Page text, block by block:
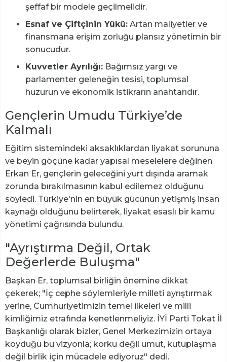
şeffaf bir modele geçilmelidir.
Esnaf ve Çiftçinin Yükü: Artan maliyetler ve
finansmana erişim zorluğu plansız yönetimin bir
sonucudur.
Kuvvetler Ayrılığı: Bağımsız yargı ve
parlamenter geleneğin tesisi, toplumsal
huzurun ve ekonomik istikrarın anahtarıdır.
Gençlerin Umudu Türkiye’de
Kalmalı
Eğitim sistemindeki aksaklıklardan liyakat sorununa
ve beyin göçüne kadar yapısal meselelere değinen
Erkan Er, gençlerin geleceğini yurt dışında aramak
zorunda bırakılmasının kabul edilemez olduğunu
söyledi. Türkiye'nin en büyük gücünün yetişmiş insan
kaynağı olduğunu belirterek, liyakat esaslı bir kamu
yönetimi çağrısında bulundu.
"Ayrıştırma Değil, Ortak
Değerlerde Buluşma"
Başkan Er, toplumsal birliğin önemine dikkat
çekerek; "İç cephe söylemleriyle milleti ayrıştırmak
yerine, Cumhuriyetimizin temel ilkeleri ve milli
kimliğimiz etrafında kenetlenmeliyiz. İYİ Parti Tokat İl
Başkanlığı olarak bizler, Genel Merkezimizin ortaya
koyduğu bu vizyonla; korku değil umut, kutuplaşma
değil birlik için mücadele ediyoruz" dedi.